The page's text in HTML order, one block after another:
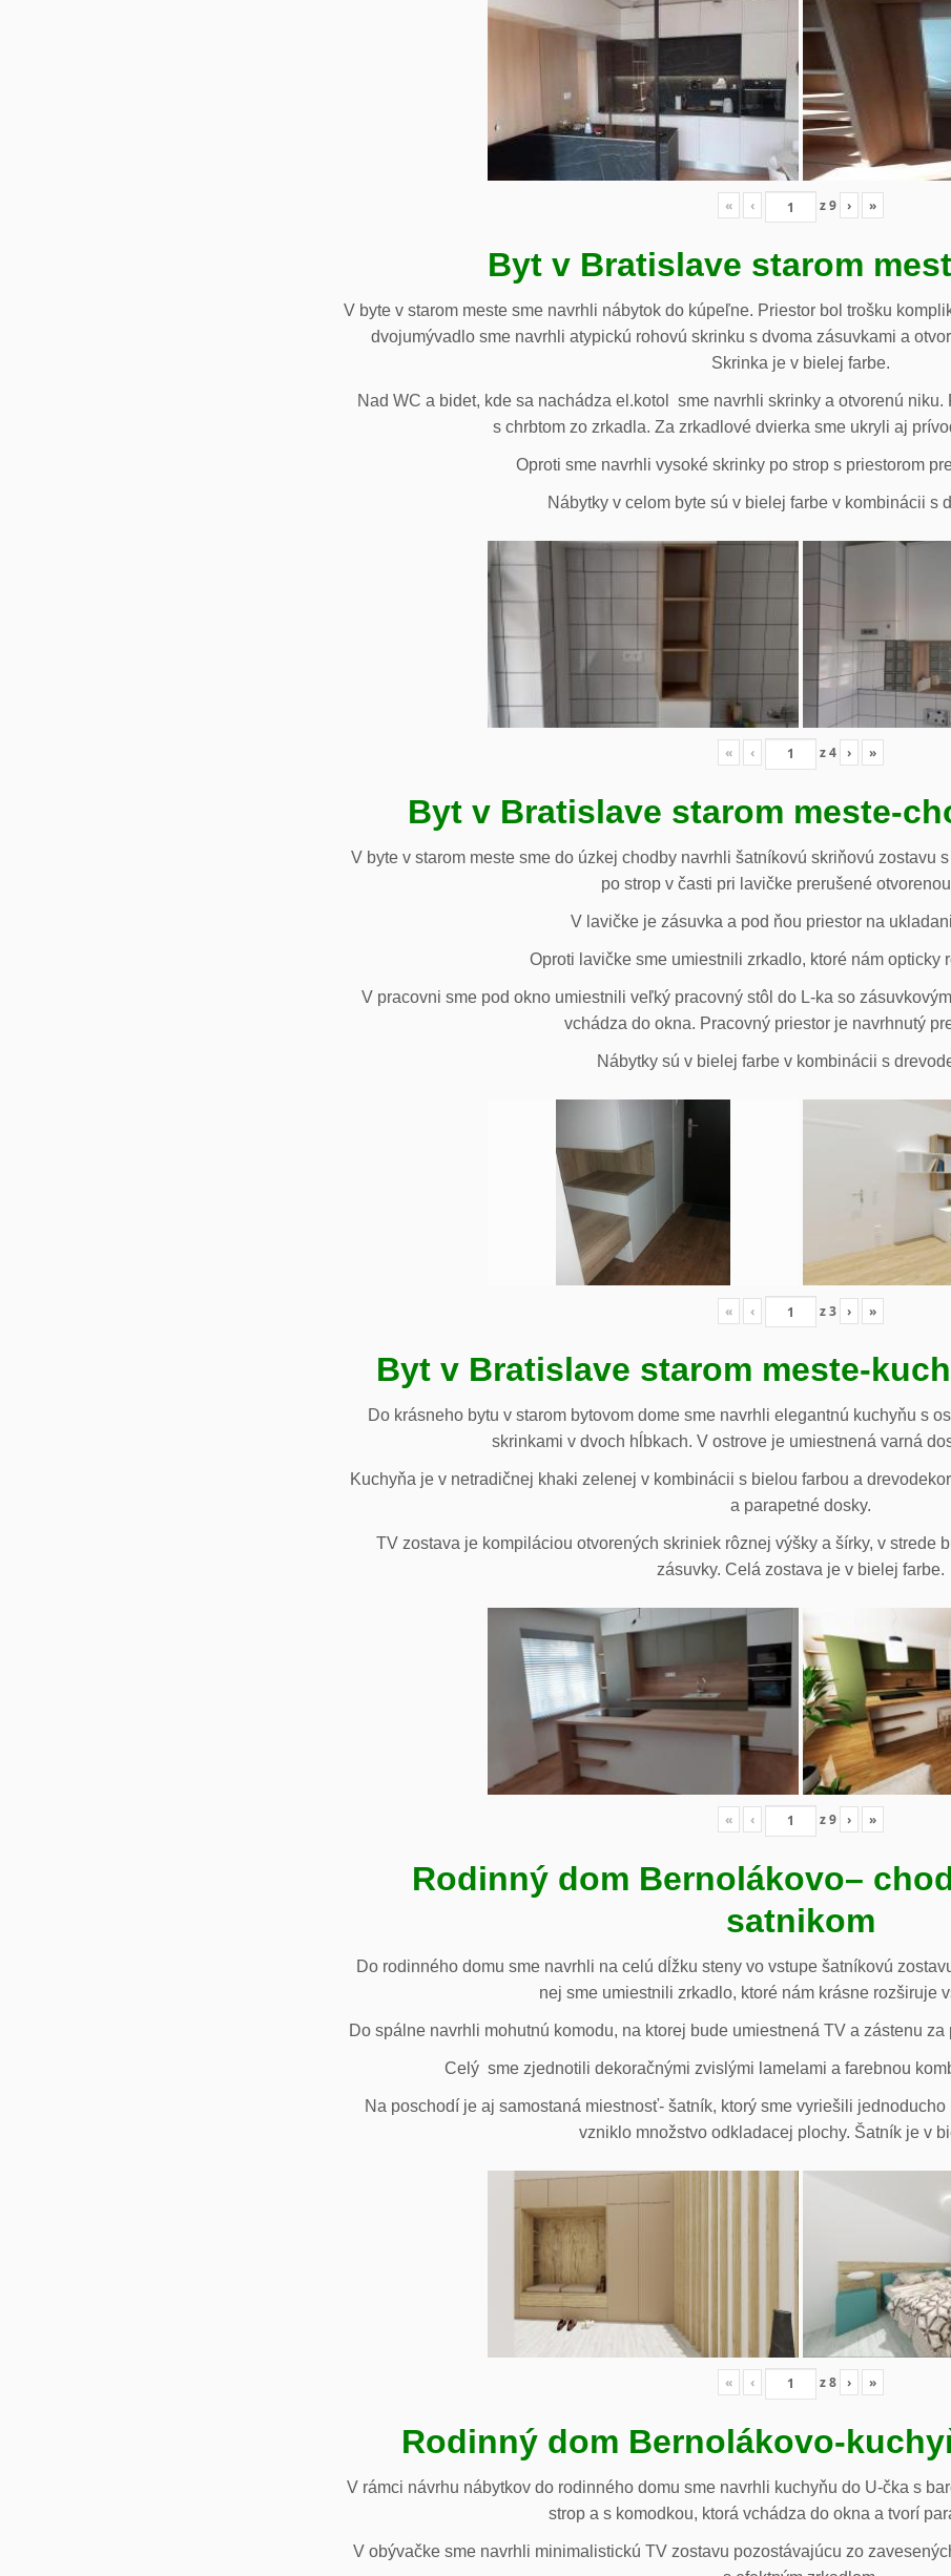
« ‹ z9 › »
Byt v Bratislave starom
V byte v starom meste sme navrhli nábytok do kúpeľne. Priestor bol trošku
dvojumývadlo sme navrhli atypickú rohovú skrinku s dvoma zásuvkami a
Skrinka je v bielej farbe.
Nad WC a bidet, kde sa nachádza el.kotol sme navrhli skrinky a otvorenú
s chrbtom zo zrkadla. Za zrkadlové dvierka sme ukryli aj
Oproti sme navrhli vysoké skrinky po strop s priestorom
Nábytky v celom byte sú v bielej farbe v kombinácii s
« ‹ z4 › »
Byt v Bratislave starom meste-
V byte v starom meste sme do úzkej chodby navrhli šatníkovú skriňovú zostavu
po strop v časti pri lavičke prerušené
V lavičke je zásuvka a pod ňou priestor na
Oproti lavičke sme umiestnili zrkadlo, ktoré nám opticky
V pracovni sme pod okno umiestnili veľký pracovný stôl do L-ka so
vchádza do okna. Pracovný priestor je navrhnutý
Nábytky sú v bielej farbe v kombinácii s
« ‹ z3 › »
Byt v Bratislave starom meste-
Do krásneho bytu v starom bytovom dome sme navrhli elegantnú kuchyňu s
skrinkami v dvoch hĺbkach. V ostrove je umiestnená varná
Kuchyňa je v netradičnej khaki zelenej v kombinácii s bielou farbou a
a parapetné dosky.
TV zostava je kompiláciou otvorených skriniek rôznej výšky a šírky, v strede
zásuvky. Celá zostava je v bielej farbe.
« ‹ z9 › »
Rodinný dom Bernolákovo–
satnikom
Do rodinného domu sme navrhli na celú dĺžku steny vo vstupe šatníkovú
nej sme umiestnili zrkadlo, ktoré nám krásne rozširuje
Do spálne navrhli mohutnú komodu, na ktorej bude umiestnená TV a zástenu
Celý sme zjednotili dekoračnými zvislými lamelami a farebnou
Na poschodí je aj samostaná miestnosť- šatník, ktorý sme vyriešili
vzniklo množstvo odkladacej plochy. Šatník je v
« ‹ z8 › »
Rodinný dom Bernolákovo-
V rámci návrhu nábytkov do rodinného domu sme navrhli kuchyňu do U-čka s
strop a s komodkou, ktorá vchádza do okna a tvorí
V obývačke sme navrhli minimalistickú TV zostavu pozostávajúcu zo